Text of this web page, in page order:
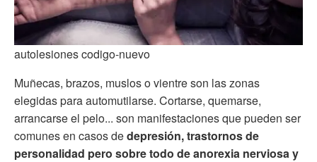
autolesiones codigo-nuevo
Muñecas, brazos, muslos o vientre son las zonas
elegidas para automutilarse. Cortarse, quemarse,
arrancarse el pelo... son manifestaciones que pueden ser
comunes en casos dedepresión, trastornos de
personalidad pero sobre todo de anorexia nerviosa y